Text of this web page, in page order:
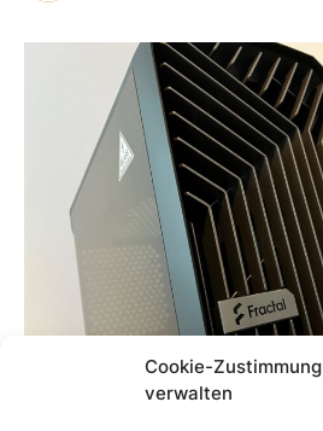
Cookie-Zustimmung
verwalten